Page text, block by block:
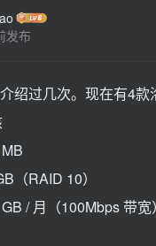
发布
绍过几次。现在有4款
（RAID 10）
/ 月（100Mbps 带宽）